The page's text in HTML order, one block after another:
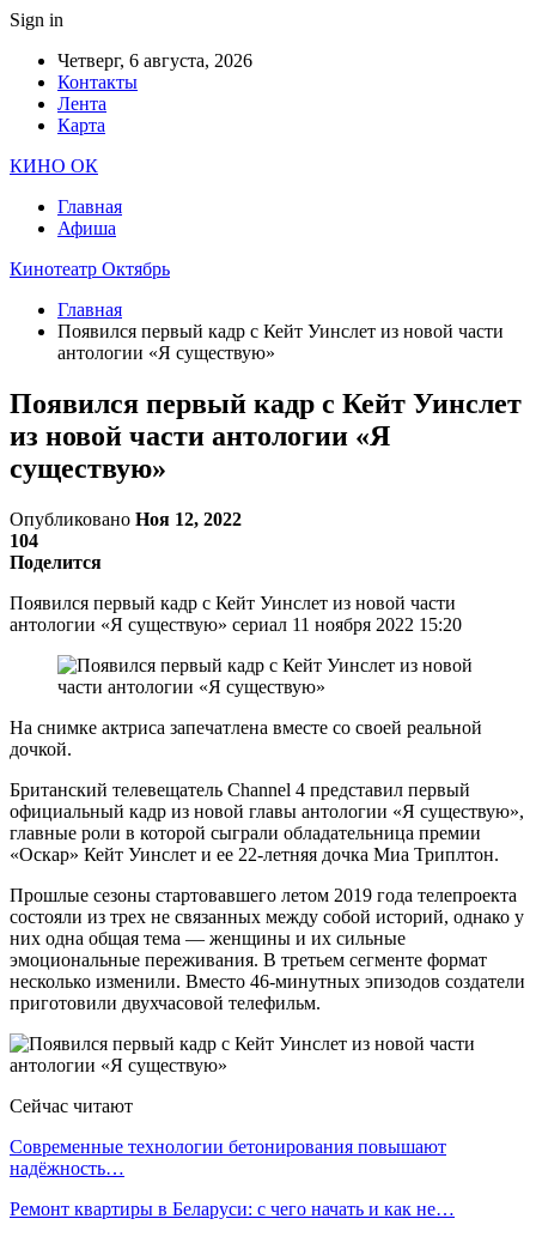
Sign in
Четверг, 6 августа, 2026
Контакты
Лента
Карта
КИНО ОК
Главная
Афиша
Кинотеатр Октябрь
Главная
Появился первый кадр с Кейт Уинслет из новой части
антологии «Я существую»
Появился первый кадр с Кейт Уинслет
из новой части антологии «Я
существую»
Опубликовано Ноя 12, 2022
104
Поделится
Появился первый кадр с Кейт Уинслет из новой части
антологии «Я существую» сериал 11 ноября 2022 15:20
На снимке актриса запечатлена вместе со своей реальной
дочкой.
Британский телевещатель Channel 4 представил первый
официальный кадр из новой главы антологии «Я существую»,
главные роли в которой сыграли обладательница премии
«Оскар» Кейт Уинслет и ее 22-летняя дочка Миа Триплтон.
Прошлые сезоны стартовавшего летом 2019 года телепроекта
состояли из трех не связанных между собой историй, однако у
них одна общая тема — женщины и их сильные
эмоциональные переживания. В третьем сегменте формат
несколько изменили. Вместо 46-минутных эпизодов создатели
приготовили двухчасовой телефильм.
Сейчас читают
Современные технологии бетонирования повышают
надёжность…
Ремонт квартиры в Беларуси: с чего начать и как не…